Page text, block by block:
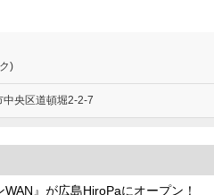
)
中央区道頓堀2-2-7
』が広島HiroPaにオープン！